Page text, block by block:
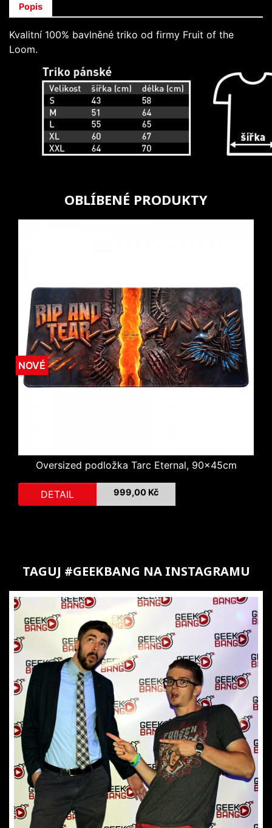
Popis
Kvalitní 100% bavlněné triko od firmy Fruit of the
Loom.
OBLÍBENÉ PRODUKTY
Oversized podložka Tarc Eternal, 90x45cm
DETAIL Cena
999,00 Kč
NOVÉ
TAGUJ #GEEKBANG NA INSTAGRAMU